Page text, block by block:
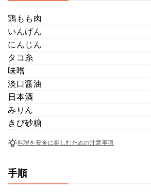
鶏もも肉
いんげん
にんじん
タコ糸
味噌
淡口醤油
日本酒
みりん
きび砂糖
料理を安全に楽しむための注意事項
手順